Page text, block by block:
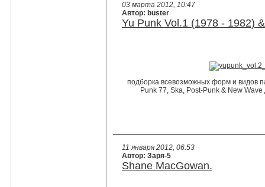
03 марта 2012, 10:47
Автор: buster
Yu Punk Vol.1 (1978 - 1982)
подборка всевозможных форм и видов
Punk 77, Ska, Post-Punk & New
11 января 2012, 06:53
Автор: Заря-5
Shane MacGowan.